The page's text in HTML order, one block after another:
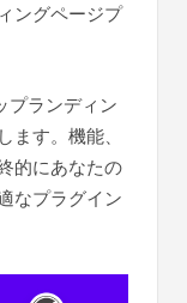
ングページプ
プランディン
す。機能、
的にあなたの
なプラグイン